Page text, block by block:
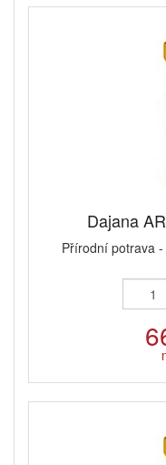
Dajana
Přírodní potrava